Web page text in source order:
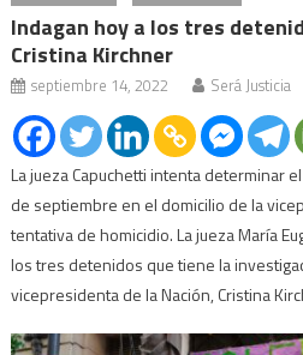
Indagan hoy a los tres
Cristina Kirchner
septiembre 14, 2022 Será Justicia
La jueza Capuchetti intenta determinar
de septiembre en el domicilio de la
tentativa de homicidio. La jueza María
los tres detenidos que tiene la
vicepresidenta de la Nación, Cristina